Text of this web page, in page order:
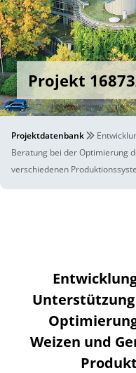
Projekt
Projektdatenbank
Beratung bei der Optimierung
verschiedenen
Weizen und